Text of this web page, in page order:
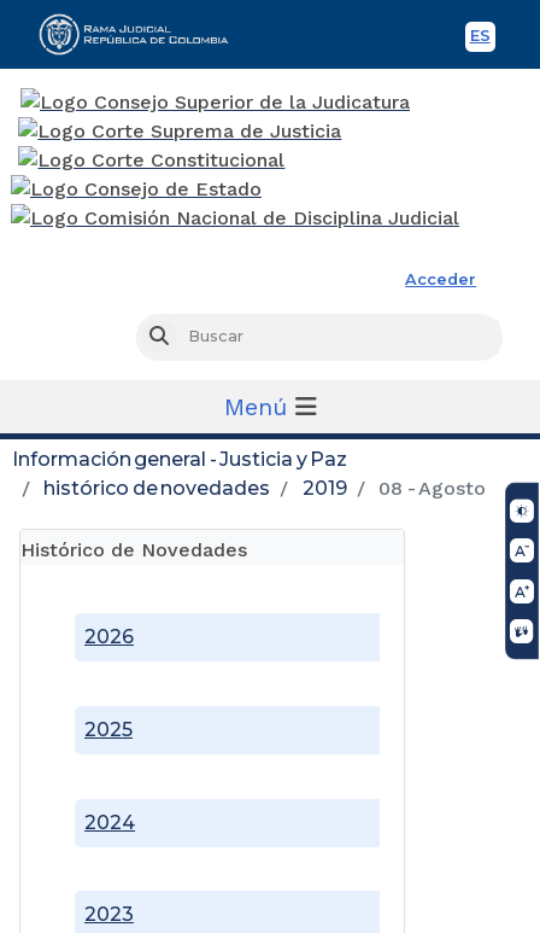
ES
Acceder
Buscar
Menú
Información general - Justicia y Paz
histórico de novedades
2019 08 - Agosto
Histórico de Novedades
2023
2024
2025
2026